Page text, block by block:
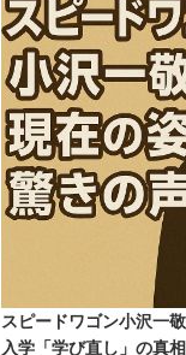
スピードワゴン小沢一
入学「学び直し」の真